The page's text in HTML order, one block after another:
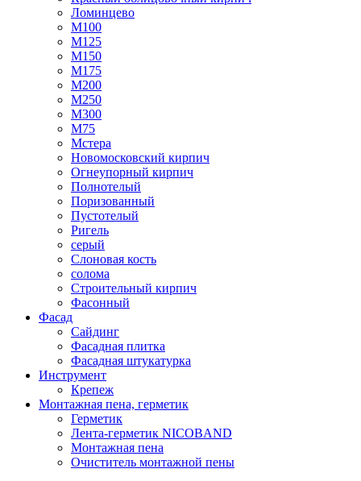
Ломинцево
М100
М125
М150
М175
М200
М250
М300
М75
Мстера
Новомосковский кирпич
Огнеупорный кирпич
Полнотелый
Поризованный
Пустотелый
Ригель
серый
Слоновая кость
солома
Строительный кирпич
Фасонный
Фасад
Сайдинг
Фасадная плитка
Фасадная штукатурка
Инструмент
Крепеж
Монтажная пена, герметик
Герметик
Лента-герметик NICOBAND
Монтажная пена
Очиститель монтажной пены